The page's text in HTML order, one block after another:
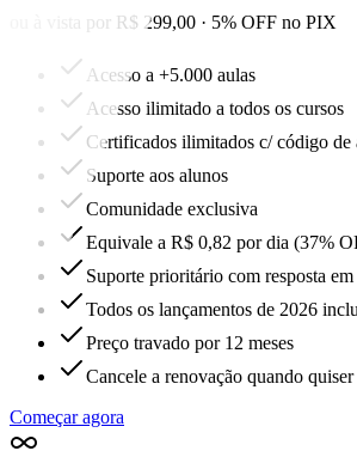
ou à vista por R$ 299,00 · 5% OFF no PIX
Acesso a +5.000 aulas
Acesso ilimitado a todos os cursos
Certificados ilimitados c/ código de
Suporte aos alunos
Comunidade exclusiva
Equivale a R$ 0,82 por dia (37%
Suporte prioritário com resposta em
Todos os lançamentos de 2026
Preço travado por 12 meses
Cancele a renovação quando quiser
Começar agora